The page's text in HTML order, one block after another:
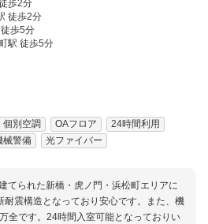
歩2分
徒歩2分
歩5分
駅 徒歩5分
個別空調 OAフロア
24時間利用
械警備 光ファイバー
てられた新橋・虎ノ門・浜松町エリアに
震構造となっており安心です。また、機
全です。24時間入室可能となっておりい